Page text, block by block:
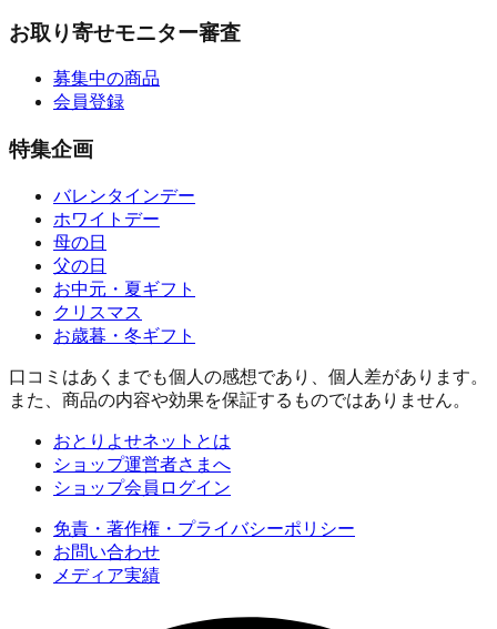
お取り寄せモニター審査
募集中の商品
会員登録
特集企画
バレンタインデー
ホワイトデー
母の日
父の日
お中元・夏ギフト
クリスマス
お歳暮・冬ギフト
口コミはあくまでも個人の感想であり、個人差があります。
また、商品の内容や効果を保証するものではありません。
おとりよせネットとは
ショップ運営者さまへ
ショップ会員ログイン
免責・著作権・プライバシーポリシー
お問い合わせ
メディア実績